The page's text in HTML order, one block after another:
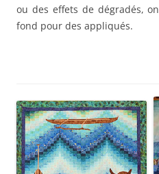
ou des effets de dégradés,
fond pour des appliqués.